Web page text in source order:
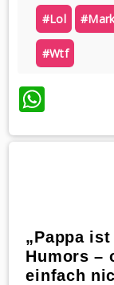
#lol
#wtf
„Pappa
Humors –
einfach